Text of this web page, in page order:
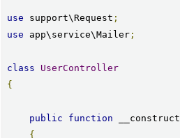
use support\Request ;
use app\service\Mailer ;
class
UserController
{
public function __construct
{